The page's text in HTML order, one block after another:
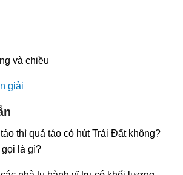
và chiều
giải
thì quả táo có hút Trái Đất không?
là gì?